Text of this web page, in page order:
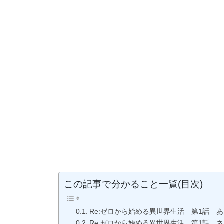
この記事で分かること一覧(目次)
Re:ゼロから始める異世界生活 第1話 あ